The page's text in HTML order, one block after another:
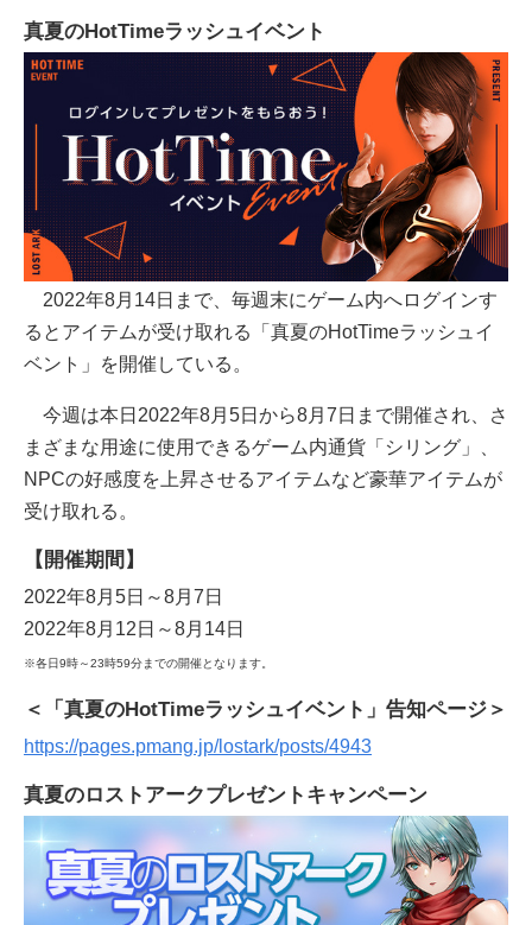
真夏のHotTimeラッシュイベント
2022年8月14日まで、毎週末にゲーム内へログインす
るとアイテムが受け取れる「真夏のHotTimeラッシュイ
ベント」を開催している。
今週は本日2022年8月5日から8月7日まで開催され、さ
まざまな用途に使用できるゲーム内通貨「シリング」、
NPCの好感度を上昇させるアイテムなど豪華アイテムが
受け取れる。
【開催期間】
2022年8月5日～8月7日
2022年8月12日～8月14日
※各日9時～23時59分までの開催となります。
＜「真夏のHotTimeラッシュイベント」告知ページ＞
https://pages.pmang.jp/lostark/posts/4943
真夏のロストアークプレゼントキャンペーン